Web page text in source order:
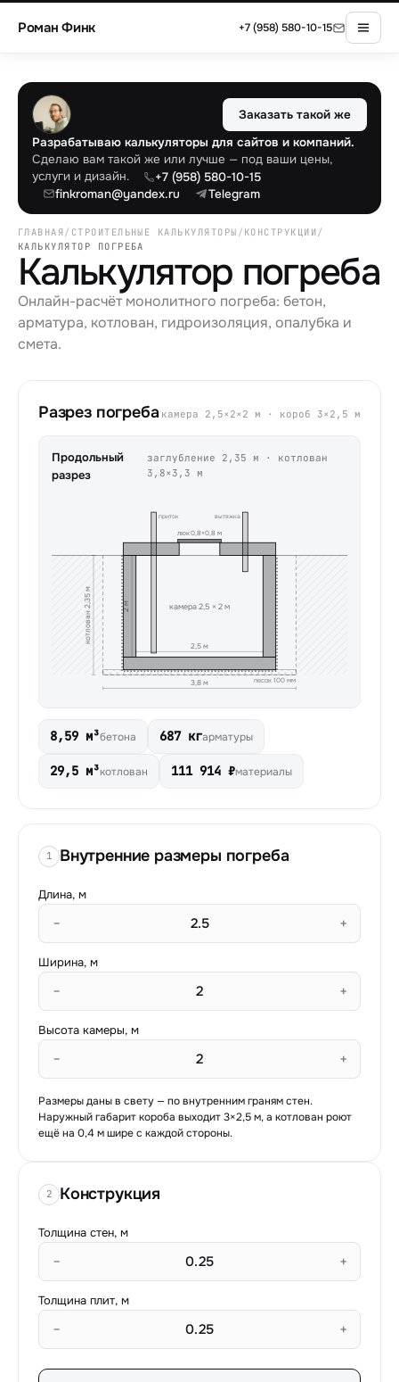
Роман Финк +7 (958) 580-10-15
Разрабатываю калькуляторы для сайтов и компаний.
Сделаю вам такой же или лучше — под ваши цены,
услуги и дизайн.
+7 (958) 580-10-15
finkroman@yandex.ru
Telegram
Заказать такой же
ГЛАВНАЯ/ СТРОИТЕЛЬНЫЕ КАЛЬКУЛЯТОРЫ / КОНСТРУКЦИИ/
КАЛЬКУЛЯТОР ПОГРЕБА
Калькулятор погреба
Онлайн-расчёт монолитного погреба: бетон,
арматура, котлован, гидроизоляция, опалубка и
смета.
Разрез погреба камера 2,5× 2× 2 м · короб 3× 2,5 м
Продольный
разрез
заглубление 2,35 м · котлован
3,8× 3,3 м
люк0,8×0,8 м
приток вытяжка
камера2,5 ×2м
2 м
котлован 2,35 м
2,5 м
3,8 м песок100 мм
8,59 м³бетона 687 кгарматуры
29,5 м³котлован 111 914 ₽материалы
1 Внутренние размеры погреба
Длина, м
− +
Ширина, м
− +
Высота камеры, м
− +
Размеры даны в свету — по внутренним граням стен.
Наружный габарит короба выходит3×2,5м, а котлован роют
ещё на 0,4м шире с каждой стороны.
2 Конструкция
Толщина стен, м
− +
Толщина плит, м
− +